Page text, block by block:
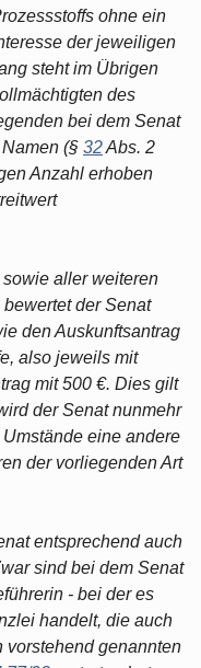
ohne ein
der jeweiligen
steht im Übrigen
des
bei dem Senat
(§ 32Abs. 2
Anzahl erhoben
aller weiteren
der Senat
den Auskunftsantrag
also jeweils mit
mit 500 €. Dies gilt
der Senat nunmehr
eine andere
der vorliegenden Art
entsprechend auch
sind bei dem Senat
- bei der es
handelt, die auch
genannten